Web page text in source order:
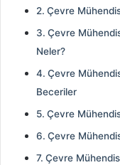
Çevre
Çevre
Neler?
Çevre
Beceriler
Çevre
Çevre
Çevre